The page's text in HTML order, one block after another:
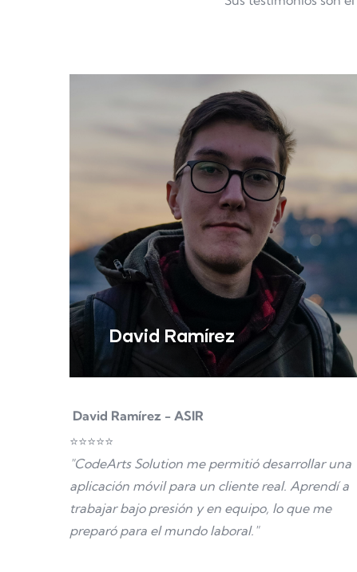
David Ramírez
David Ramírez - ASIR
⭐⭐⭐⭐⭐
"CodeArts Solution me permitió desarrollar una
aplicación móvil para un cliente real. Aprendí a
trabajar bajo presión y en equipo, lo que me
preparó para el mundo laboral."